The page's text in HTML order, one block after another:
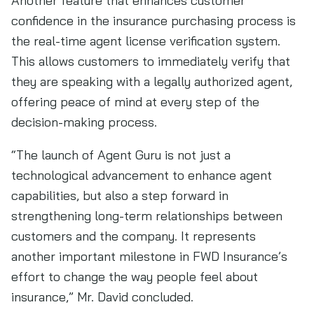
confidence in the insurance purchasing process is
the real-time agent license verification system.
This allows customers to immediately verify that
they are speaking with a legally authorized agent,
offering peace of mind at every step of the
decision-making process.
“The launch of Agent Guru is not just a
technological advancement to enhance agent
capabilities, but also a step forward in
strengthening long-term relationships between
customers and the company. It represents
another important milestone in FWD Insurance’s
effort to change the way people feel about
insurance,” Mr. David concluded.